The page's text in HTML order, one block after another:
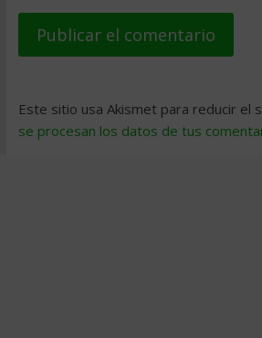
Este sitio usa Akismet para reducir el
se procesan los datos de tus